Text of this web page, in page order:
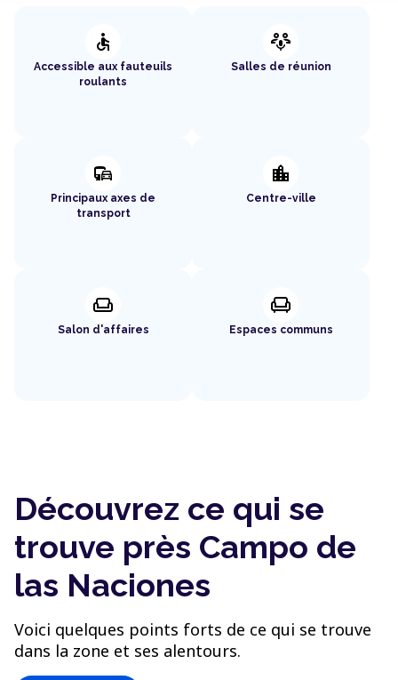
accessible
Accessible aux fauteuils
roulants
adaptive_audio_mic
Salles de réunion
commute
Principaux axes de
transport
location_city
Centre-ville
weekend
Salon d'affaires
chair
Espaces communs
Découvrez ce qui se
trouve près Campo de
las Naciones
Voici quelques points forts de ce qui se trouve
dans la zone et ses alentours.